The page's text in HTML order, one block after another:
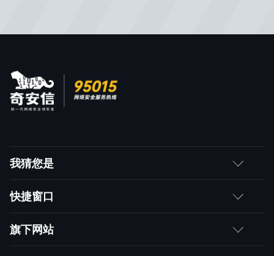
我猜您是
客户
合作伙伴
快捷窗口
如何购买
旗下网站